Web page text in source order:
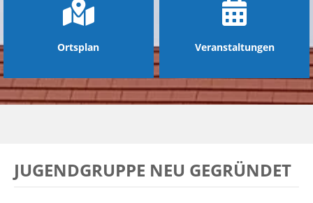
Ortsplan Veranstaltungen
JUGENDGRUPPE NEU GEGRÜNDET